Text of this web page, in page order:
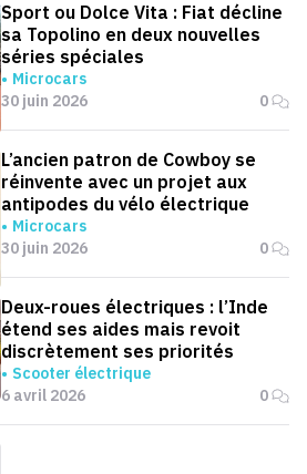
Sport ou Dolce Vita : Fiat décline
sa Topolino en deux nouvelles
séries spéciales
Microcars
30 juin 2026
0
L’ancien patron de Cowboy se
réinvente avec un projet aux
antipodes du vélo électrique
Microcars
30 juin 2026
0
Deux-roues électriques : l’Inde
étend ses aides mais revoit
discrètement ses priorités
Scooter électrique
6 avril 2026
0